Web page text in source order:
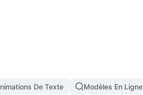
De Texte Modèles En Ligne